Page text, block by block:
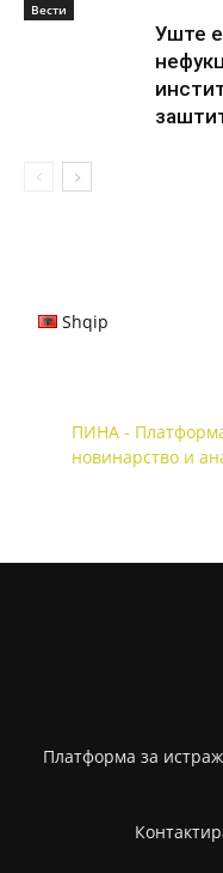
Вести
Уште
Shqip
ПИНА -
новинарство и
Платформа за